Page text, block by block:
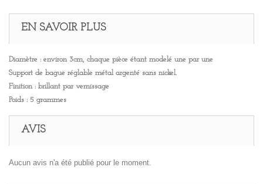
EN SAVOIR PLUS
Diamètre : environ 3cm, chaque pièce étant modelé une par une
Support de bague réglable métal argenté sans nickel.
Finition : brillant par vernissage
Poids : 5 grammes
AVIS
Aucun avis n'a été publié pour le moment.